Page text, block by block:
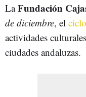
LaFundación
de diciembre, el
actividades
ciudades andaluzas.